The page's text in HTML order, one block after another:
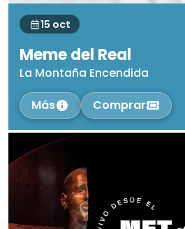
15 oct
Meme del Real
La Montaña Encendida
Más
Comprar